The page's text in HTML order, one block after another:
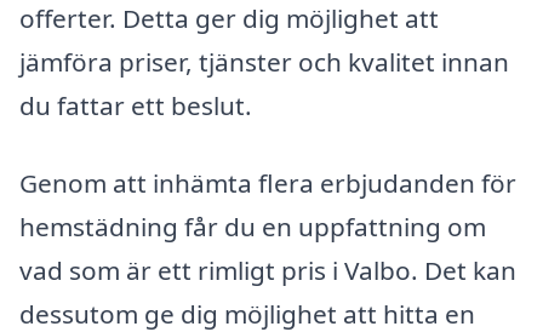
offerter. Detta ger dig möjlighet att
jämföra priser, tjänster och kvalitet innan
du fattar ett beslut.
Genom att inhämta flera erbjudanden för
hemstädning får du en uppfattning om
vad som är ett rimligt pris i Valbo. Det kan
dessutom ge dig möjlighet att hitta en